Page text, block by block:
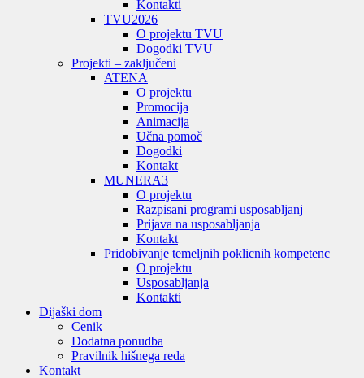
Kontakti
TVU2026
O projektu TVU
Dogodki TVU
Projekti – zaključeni
ATENA
O projektu
Promocija
Animacija
Učna pomoč
Dogodki
Kontakt
MUNERA3
O projektu
Razpisani programi usposabljanj
Prijava na usposabljanja
Kontakt
Pridobivanje temeljnih poklicnih kompetenc
O projektu
Usposabljanja
Kontakti
Dijaški dom
Cenik
Dodatna ponudba
Pravilnik hišnega reda
Kontakt